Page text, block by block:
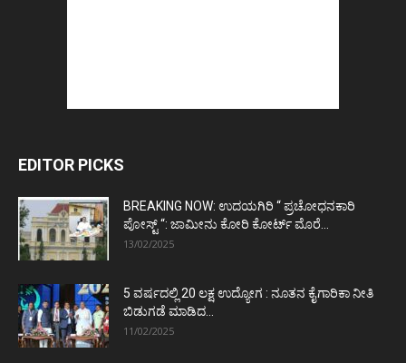
EDITOR PICKS
BREAKING NOW: ಉದಯಗಿರಿ “ ಪ್ರಚೋಧನಕಾರಿ
ಪೋಸ್ಟ್‌ “: ಜಾಮೀನು ಕೋರಿ ಕೋರ್ಟ್‌ ಮೊರೆ...
13/02/2025
5 ವರ್ಷದಲ್ಲಿ 20 ಲಕ್ಷ ಉದ್ಯೋಗ : ನೂತನ ಕೈಗಾರಿಕಾ ನೀತಿ
ಬಿಡುಗಡೆ ಮಾಡಿದ...
11/02/2025